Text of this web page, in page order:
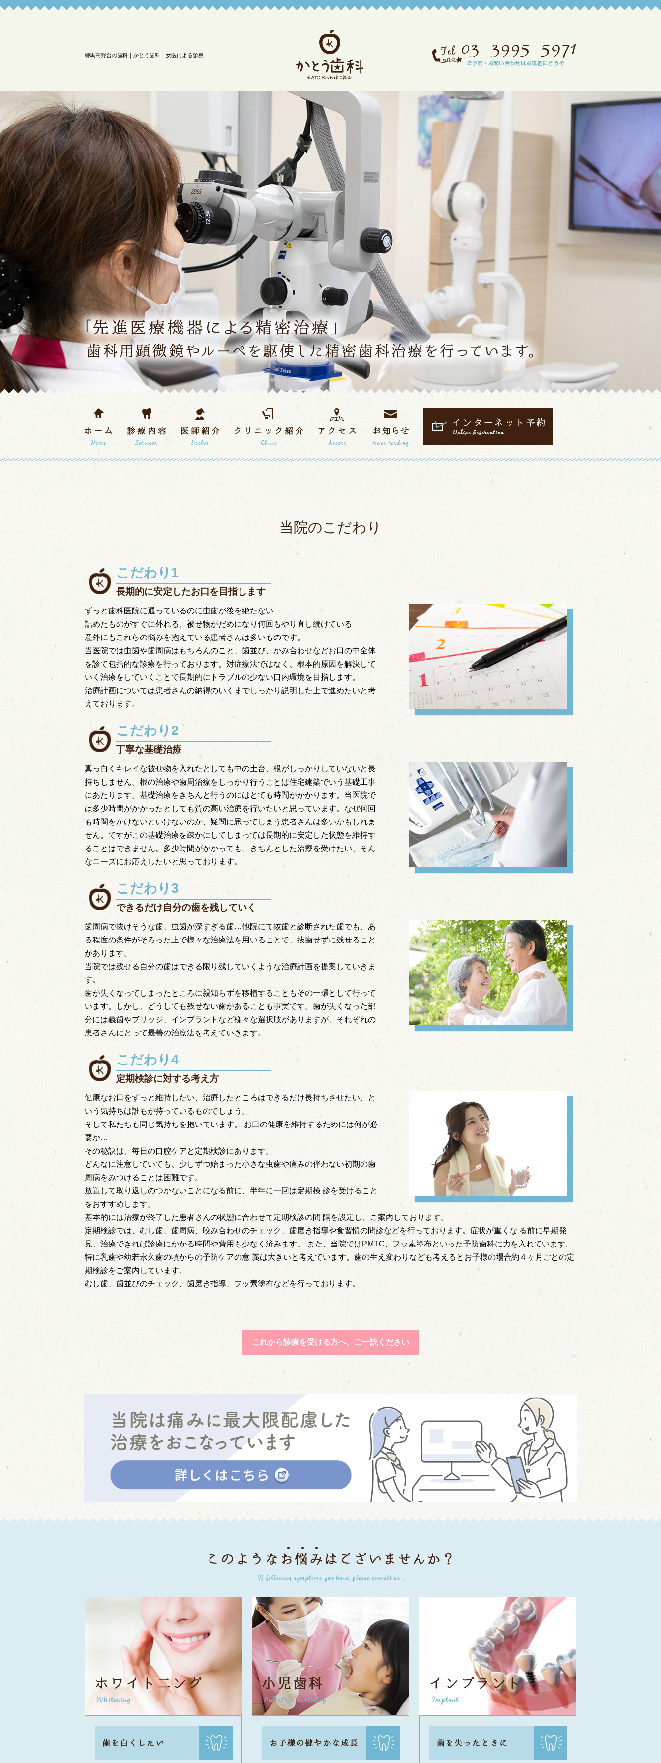
練馬高野台の歯科｜かとう歯科｜女医による診察
当院のこだわり
こだわり1
長期的に安定したお口を目指します
ずっと歯科医院に通っているのに虫歯が後を絶たない
詰めたものがすぐに外れる、被せ物がだめになり何回もやり直し続けている
意外にもこれらの悩みを抱えている患者さんは多いものです。
当医院では虫歯や歯周病はもちろんのこと、歯並び、かみ合わせなどお口の中全体
を診て包括的な診療を行っております。対症療法ではなく、根本的原因を解決して
いく治療をしていくことで長期的にトラブルの少ない口内環境を目指します。
治療計画については患者さんの納得のいくまでしっかり説明した上で進めたいと考
えております。
こだわり2
丁寧な基礎治療
真っ白くキレイな被せ物を入れたとしても中の土台、根がしっかりしていないと長
持ちしません。根の治療や歯周治療をしっかり行うことは住宅建築でいう基礎工事
にあたります。基礎治療をきちんと行うのにはとても時間がかかります。当医院で
は多少時間がかかったとしても質の高い治療を行いたいと思っています。なぜ何回
も時間をかけないといけないのか、疑問に思ってしまう患者さんは多いかもしれま
せん。ですがこの基礎治療を疎かにしてしまっては長期的に安定した状態を維持す
ることはできません。多少時間がかかっても、きちんとした治療を受けたい、そん
なニーズにお応えしたいと思っております。
こだわり3
できるだけ自分の歯を残していく
歯周病で抜けそうな歯、虫歯が深すぎる歯…他院にて抜歯と診断された歯でも、あ
る程度の条件がそろった上で様々な治療法を用いることで、抜歯せずに残せること
があります。
当院では残せる自分の歯はできる限り残していくような治療計画を提案していきま
す。
歯が失くなってしまったところに親知らずを移植することもその一環として行って
います。しかし、どうしても残せない歯があることも事実です。歯が失くなった部
分には義歯やブリッジ、インプラントなど様々な選択肢がありますが、それぞれの
患者さんにとって最善の治療法を考えていきます。
こだわり4
定期検診に対する考え方
健康なお口をずっと維持したい、治療したところはできるだけ長持ちさせたい、と
いう気持ちは誰もが持っているものでしょう。
そして私たちも同じ気持ちを抱いています。 お口の健康を維持するためには何が必
要か…
その秘訣は、毎日の口腔ケアと定期検診にあります。
どんなに注意していても、少しずつ始まった小さな虫歯や痛みの伴わない初期の歯
周病をみつけることは困難です。
放置して取り返しのつかないことになる前に、半年に一回は定期検 診を受けること
をおすすめします。
基本的には治療が終了した患者さんの状態に合わせて定期検診の間 隔を設定し、ご案内しております。
定期検診では、むし歯、歯周病、咬み合わせのチェック、歯磨き指導や食習慣の問診などを行っております。症状が重くな る前に早期発
見、治療できれば診療にかかる時間や費用も少なく済みます。 また、当院ではPMTC、フッ素塗布といった予防歯科に力を入れています。
特に乳歯や幼若永久歯の頃からの予防ケアの意 義は大きいと考えています。歯の生え変わりなども考えるとお子様の場合約４ヶ月ごとの定
期検診をご案内しています。
むし歯、歯並びのチェック、歯磨き指導、フッ素塗布などを行っております。
これから診療を受ける方へ、ご一読ください